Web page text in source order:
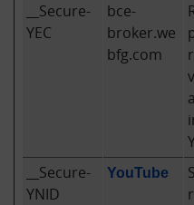
__Secure-
YEC
bce-
broker.we
bfg.com
__Secure-
YNID
YouTube